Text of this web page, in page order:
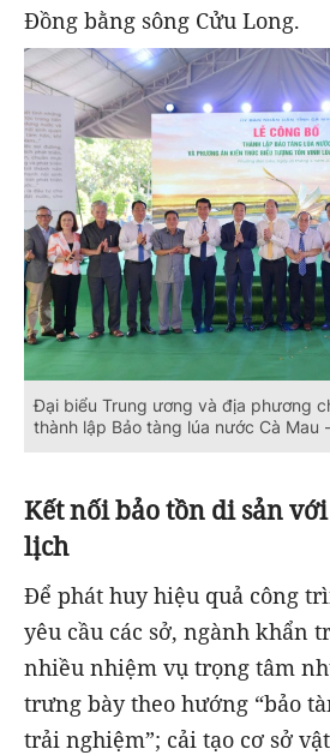
Đồng bằng sông Cửu Long.
Đại biểu Trung ương và địa phương
thành lập Bảo tàng lúa nước Cà Mau
Kết nối bảo tồn di sản
lịch
Để phát huy hiệu quả công
yêu cầu các sở, ngành khẩn
nhiều nhiệm vụ trọng tâm
trưng bày theo hướng “bảo
trải nghiệm”; cải tạo cơ sở